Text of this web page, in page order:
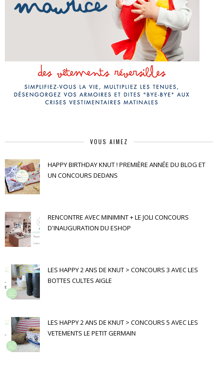
VOUS AIMEZ
HAPPY BIRTHDAY KNUT ! PREMIÈRE ANNÉE DU BLOG ET
UN CONCOURS DEDANS
RENCONTRE AVEC MINIMINT + LE JOLI CONCOURS
D'INAUGURATION DU ESHOP
LES HAPPY 2 ANS DE KNUT > CONCOURS 3 AVEC LES
BOTTES CULTES AIGLE
LES HAPPY 2 ANS DE KNUT > CONCOURS 5 AVEC LES
VETEMENTS LE PETIT GERMAIN